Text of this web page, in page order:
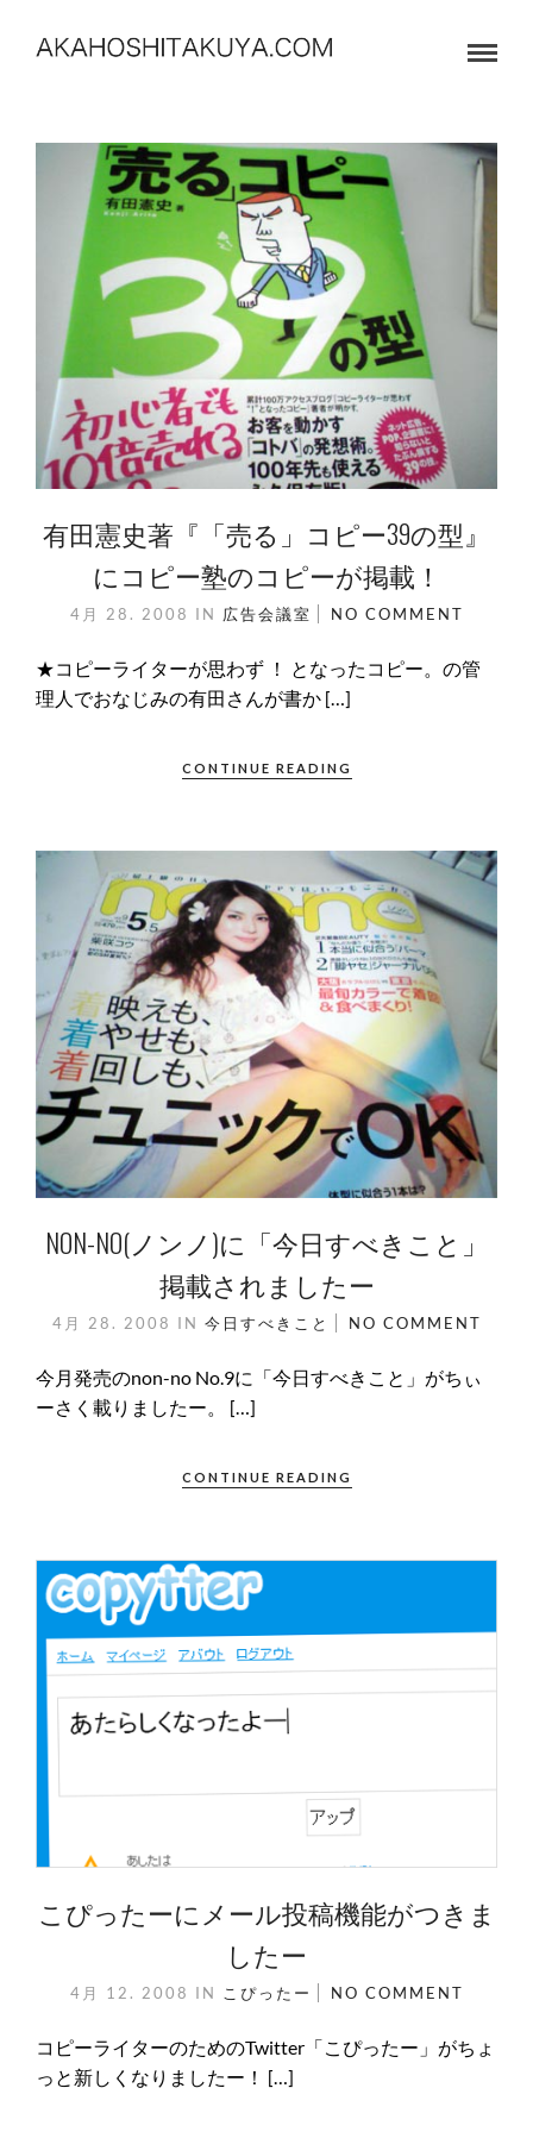
有田憲史著『「売る」コピー39の型』
にコピー塾のコピーが掲載！
4月 28. 2008 IN 広告会議室 NO COMMENT
★コピーライターが思わず ！ となったコピー。の管
理人でおなじみの有田さんが書か […]
CONTINUE READING
NON-NO(ノンノ)に「今日すべきこと」
掲載されましたー
4月 28. 2008 IN 今日すべきこと NO COMMENT
今月発売のnon-no No.9に「今日すべきこと」がちぃ
ーさく載りましたー。 […]
CONTINUE READING
こぴったーにメール投稿機能がつきま
したー
4月 12. 2008 IN こぴったー NO COMMENT
コピーライターのためのTwitter「こぴったー」がちょ
っと新しくなりましたー！ […]